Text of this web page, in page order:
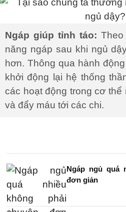
Ngáp giúp tỉnh táo:
năng ngáp sau khi ngủ
hơn. Thông qua hành
khởi động lại hệ thống
các hoạt động trong cơ thể
và đẩy máu tới các chi.
Ngáp ngủ quá
đơn giản